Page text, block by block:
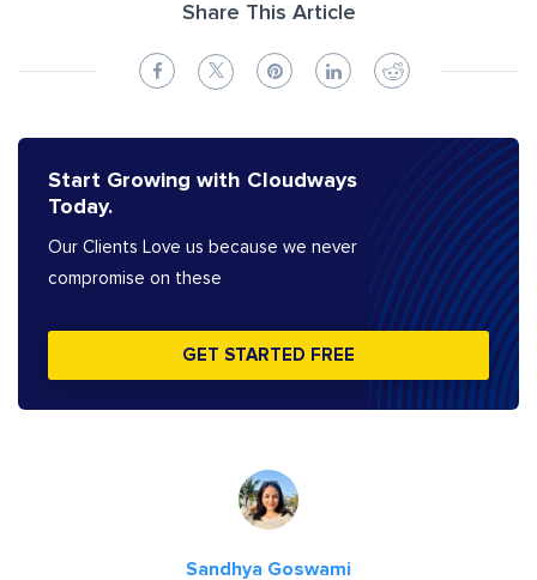
Share This Article
Start Growing with Cloudways
Today.
Our Clients Love us because we never
compromise on these
GET STARTED FREE
Sandhya Goswami